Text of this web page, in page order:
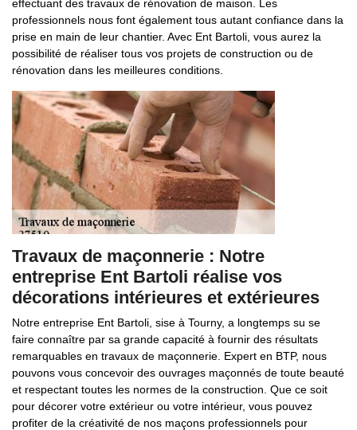
effectuant des travaux de rénovation de maison. Les
professionnels nous font également tous autant confiance dans la
prise en main de leur chantier. Avec Ent Bartoli, vous aurez la
possibilité de réaliser tous vos projets de construction ou de
rénovation dans les meilleures conditions.
Travaux de maçonnerie : Notre
entreprise Ent Bartoli réalise vos
décorations intérieures et extérieures
Notre entreprise Ent Bartoli, sise à Tourny, a longtemps su se
faire connaître par sa grande capacité à fournir des résultats
remarquables en travaux de maçonnerie. Expert en BTP, nous
pouvons vous concevoir des ouvrages maçonnés de toute beauté
et respectant toutes les normes de la construction. Que ce soit
pour décorer votre extérieur ou votre intérieur, vous pouvez
profiter de la créativité de nos maçons professionnels pour